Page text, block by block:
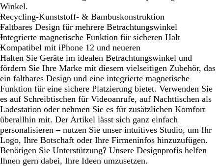
h
w
a
r
z
i
ß
Winkel.
Recycling-Kunststoff- & Bambuskonstruktion
Faltbares Design für mehrere Betrachtungswinkel
Integrierte magnetische Funktion für sicheren Halt
Kompatibel mit iPhone 12 und neueren
Halten Sie Geräte im idealen Betrachtungswinkel und
fördern Sie Ihre Marke mit diesem vielseitigen Zubehör, das
ein faltbares Design und eine integrierte magnetische
Funktion für eine sichere Platzierung bietet. Verwenden Sie
es auf Schreibtischen für Videoanrufe, auf Nachttischen als
Ladestation oder nehmen Sie es für zusätzlichen Komfort
überallhin mit. Der Artikel lässt sich ganz einfach
personalisieren – nutzen Sie unser intuitives Studio, um Ihr
Logo, Ihre Botschaft oder Ihre Firmeninfos hinzuzufügen.
Benötigen Sie Unterstützung? Unsere Designprofis helfen
Ihnen gern dabei, Ihre Ideen umzusetzen.